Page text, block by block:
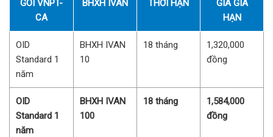
GÓI VNPT-
CA
BHXH IVAN THỜI HẠN
GIÁ GIA
HẠN
OID
Standard 1
năm
BHXH IVAN
10
18 tháng
1,320,000
đồng
OID
Standard 1
năm
BHXH IVAN
100
18 tháng
1,584,000
đồng